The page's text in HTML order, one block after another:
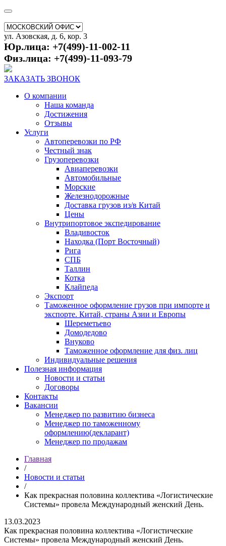
ул. Азовская, д. 6, кор. 3
Юр.лица: +7(499)-11-002-11
Физ.лица: +7(499)-11-093-79
ЗАКАЗАТЬ ЗВОНОК
О компании
Наша команда
Достижения
Отзывы
Услуги
Автоперевозки по РФ
Честный знак
Грузоперевозки
Авиаперевозки
Автомобильные
Морские
Железнодорожные
Доставка грузов из/в Китай
Цены
Внутрипортовое экспедирование
Владивосток
Находка (Порт Восточный)
Рига
СПБ
Таллин
Котка
Клайпеда
Экспорт
Таможенное оформление грузов при импорте и
экспорте. Китай, страны Азии и Европы
Шереметьево
Домодедово
Внуково
Таможенное оформление для физ. лиц
Индивидуальные решения
Полезная информация
Новости и статьи
Договоры
Контакты
Вакансии
Менеджер по развитию бизнеса
Менеджер по таможенному
оформлению(декларант)
Менеджер по продажам
Главная
/
Новости и статьи
/
Как прекрасная половина коллектива «Логистические
Системы» провела Международный женский День.
13.03.2023
Как прекрасная половина коллектива «Логистические
Системы» провела Международный женский День.